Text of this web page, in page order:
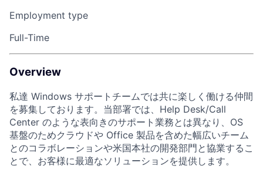
Employment type
Full-Time
Overview
私達 Windows サポートチームでは共に楽しく働ける仲間
を募集しております。当部署では、Help Desk/Call
Center のような表向きのサポート業務とは異なり、OS
基盤のためクラウドや Office 製品を含めた幅広いチーム
とのコラボレーションや米国本社の開発部門と協業するこ
とで、お客様に最適なソリューションを提供します。